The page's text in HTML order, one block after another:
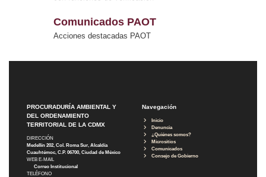
Comunicados PAOT
Acciones destacadas PAOT
PROCURADURÍA AMBIENTAL Y
DEL ORDENAMIENTO
TERRITORIAL DE LA CDMX
DIRECCIÓN
Medellín 202, Col. Roma Sur, Alcaldía
Cuauhtémoc, C.P. 06700, Ciudad de México
WEB E-MAIL
Correo Institucional
TELÉFONO
Navegación
Inicio
Denuncia
¿Quiénes somos?
Micrositios
Comunicados
Consejo de Gobierno